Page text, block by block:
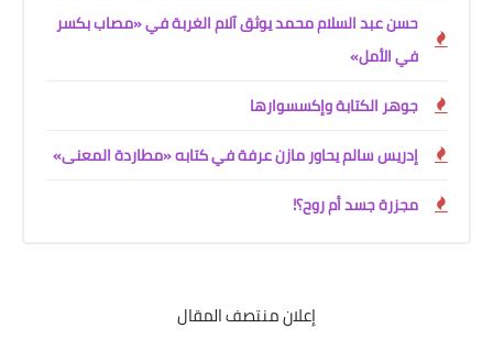
حسن عبد السلام محمد يوثق آلام الغربة في «مصاب بكسر
في الأمل»
جوهر الكتابة وإكسسوارها
إدريس سالم يحاور مازن عرفة في كتابه «مطاردة المعنى»
مجزرة جسد أم روح؟!
إعلان منتصف المقال